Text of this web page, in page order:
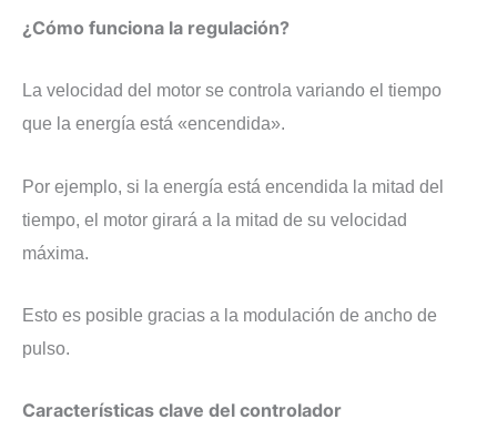
¿Cómo funciona la regulación?
La velocidad del motor se controla variando el tiempo
que la energía está «encendida».
Por ejemplo, si la energía está encendida la mitad del
tiempo, el motor girará a la mitad de su velocidad
máxima.
Esto es posible gracias a la modulación de ancho de
pulso.
Características clave del controlador